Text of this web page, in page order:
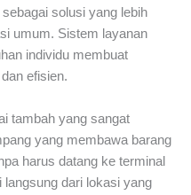
solusi yang lebih
umum. Sistem layanan
individu membuat
efisien.
tambah yang sangat
yang membawa barang
harus datang ke terminal
langsung dari lokasi yang